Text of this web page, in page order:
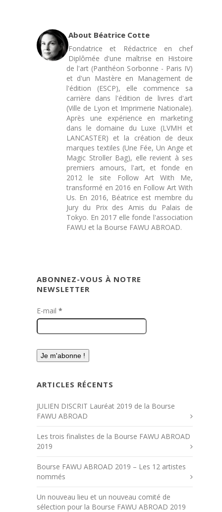
About Béatrice Cotte
Fondatrice et Rédactrice en chef
Diplômée d'une maîtrise en Histoire
de l'art (Panthéon Sorbonne - Paris IV)
et d'un Mastère en Management de
l'édition (ESCP), elle commence sa
carrière dans l'édition de livres d'art
(Ville de Lyon et Imprimerie Nationale).
Après une expérience en marketing
dans le domaine du Luxe (LVMH et
LANCASTER) et la création de deux
marques textiles (Une Fée, Un Ange et
Magic Stroller Bag), elle revient à ses
premiers amours, l'art, et fonde en
2012 le site Follow Art With Me,
transformé en 2016 en Follow Art With
Us. En 2016, Béatrice est membre du
Jury du Prix des Amis du Palais de
Tokyo. En 2017 elle fonde l'association
FAWU et la Bourse FAWU ABROAD.
ABONNEZ-VOUS À NOTRE
NEWSLETTER
E-mail *
ARTICLES RÉCENTS
JULIEN DISCRIT Lauréat 2019 de la Bourse
FAWU ABROAD
Les trois finalistes de la Bourse FAWU ABROAD
2019
Bourse FAWU ABROAD 2019 – Les 12 artistes
nommés
Un nouveau lieu et un nouveau comité de
sélection pour la Bourse FAWU ABROAD 2019